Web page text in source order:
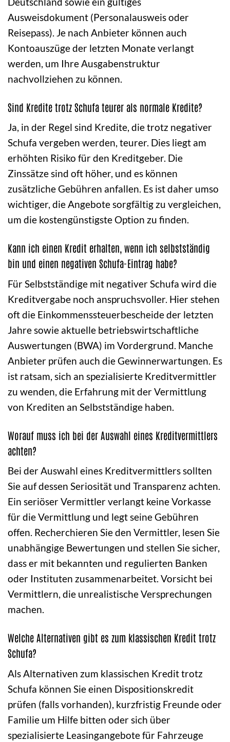
Ausweisdokument (Personalausweis oder
Reisepass). Je nach Anbieter können auch
Kontoauszüge der letzten Monate verlangt
werden, um Ihre Ausgabenstruktur
nachvollziehen zu können.
Sind Kredite trotz Schufa teurer als normale Kredite?
Ja, in der Regel sind Kredite, die trotz negativer
Schufa vergeben werden, teurer. Dies liegt am
erhöhten Risiko für den Kreditgeber. Die
Zinssätze sind oft höher, und es können
zusätzliche Gebühren anfallen. Es ist daher umso
wichtiger, die Angebote sorgfältig zu vergleichen,
um die kostengünstigste Option zu finden.
Kann ich einen Kredit erhalten, wenn ich selbstständig
bin und einen negativen Schufa-Eintrag habe?
Für Selbstständige mit negativer Schufa wird die
Kreditvergabe noch anspruchsvoller. Hier stehen
oft die Einkommenssteuerbescheide der letzten
Jahre sowie aktuelle betriebswirtschaftliche
Auswertungen (BWA) im Vordergrund. Manche
Anbieter prüfen auch die Gewinnerwartungen. Es
ist ratsam, sich an spezialisierte Kreditvermittler
zu wenden, die Erfahrung mit der Vermittlung
von Krediten an Selbstständige haben.
Worauf muss ich bei der Auswahl eines Kreditvermittlers
achten?
Bei der Auswahl eines Kreditvermittlers sollten
Sie auf dessen Seriosität und Transparenz achten.
Ein seriöser Vermittler verlangt keine Vorkasse
für die Vermittlung und legt seine Gebühren
offen. Recherchieren Sie den Vermittler, lesen Sie
unabhängige Bewertungen und stellen Sie sicher,
dass er mit bekannten und regulierten Banken
oder Instituten zusammenarbeitet. Vorsicht bei
Vermittlern, die unrealistische Versprechungen
machen.
Welche Alternativen gibt es zum klassischen Kredit trotz
Schufa?
Als Alternativen zum klassischen Kredit trotz
Schufa können Sie einen Dispositionskredit
prüfen (falls vorhanden), kurzfristig Freunde oder
Familie um Hilfe bitten oder sich über
spezialisierte Leasingangebote für Fahrzeuge